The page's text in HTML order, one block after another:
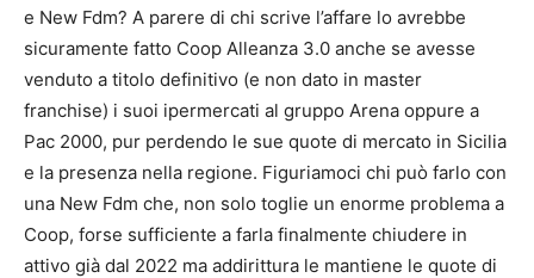
e New Fdm? A parere di chi scrive l’affare lo avrebbe
sicuramente fatto Coop Alleanza 3.0 anche se avesse
venduto a titolo definitivo (e non dato in master
franchise) i suoi ipermercati al gruppo Arena oppure a
Pac 2000, pur perdendo le sue quote di mercato in Sicilia
e la presenza nella regione. Figuriamoci chi può farlo con
una New Fdm che, non solo toglie un enorme problema a
Coop, forse sufficiente a farla finalmente chiudere in
attivo già dal 2022 ma addirittura le mantiene le quote di